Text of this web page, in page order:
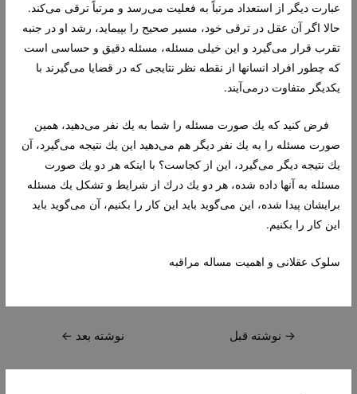
عبارت دیگر از استعداد مرتباً به فعلیت می‌رسد و مرتباً ترقی می‌كند.
حالا اگر آن عقل در ترقی خود، مسیر صحیح را بپیماید، رشد او در جنبه
تقرب قرار می‌گیرد و این خیلی مسئله، مسئله دقیق و حساسی است
كه چطور افراد انسانها از نقطه نظر نتایجی كه در قضایا می‌گیرند با
یكدیگر متفاوت درمی‌آیند.
فرض كنید كه یك صورت مسئله را شما به یك نفر می‌دهید، همین
صورت مسئله را به یك نفر دیگر هم می‌دهید این یك نتیجه می‌گیرد، آن
یك نتیجه دیگر می‌گیرد، این از كجاست؟ با اینكه هر دو یك صورت
مسئله به آنها داده شده، هر دو یك درك از شرایط و تشكل یك مسئله
برایشان پیدا شده، این می‌گوید باید این كار را بكنیم، آن می‌گوید باید
این كار را بكنیم.
سلوک عقلانی و اهمیت مساله مراقبه
راهبری
→ نوشته قبل نوشته بعد ←